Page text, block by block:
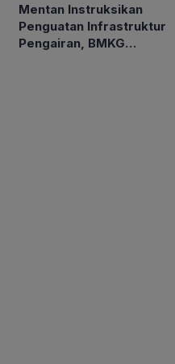
Mentan Instruksikan
Penguatan Infrastruktur
Pengairan, BMKG